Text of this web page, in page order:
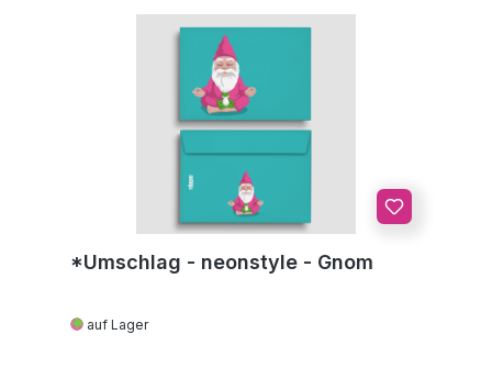
*Umschlag - neonstyle - Gnom
auf Lager